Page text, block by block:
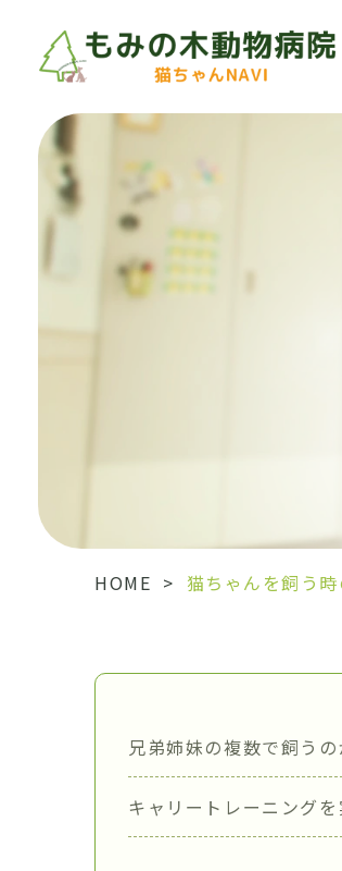
HOME > 猫ちゃんを飼う
兄弟姉妹の複数で飼う
キャリートレーニング